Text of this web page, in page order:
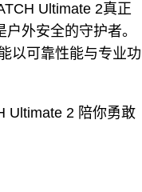
Ultimate 2真正
外安全的守护者。
以可靠性能与专业功
Ultimate 2 陪你勇敢